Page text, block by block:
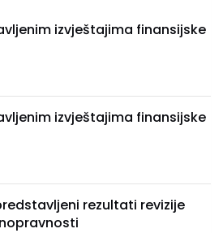
izvještajima finansijske
izvještajima finansijske
rezultati revizije